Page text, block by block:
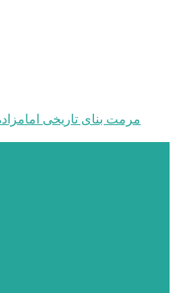
مرمت بنای تاریخی